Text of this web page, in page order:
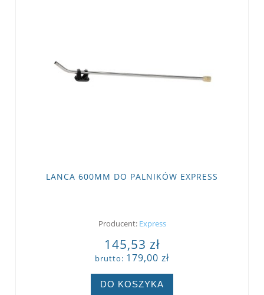
LANCA 600MM DO PALNIKÓW EXPRESS
Producent: Express
145,53 zł
brutto: 179,00 zł
DO KOSZYKA